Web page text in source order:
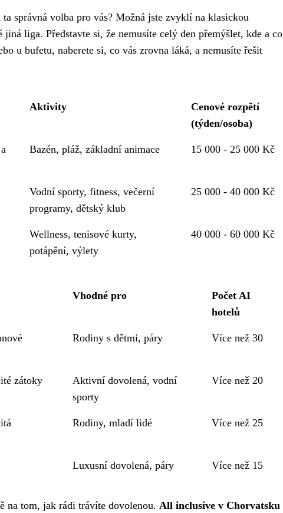
správná volba pro vás? Možná jste zvyklí na klasickou
liga. Představte si, že nemusíte celý den přemýšlet, kde a co
u bufetu, naberete si, co vás zrovna láká, a nemusíte řešit
Aktivity
Cenové rozpětí
(týden/osoba)
Bazén, pláž, základní animace 15 000 - 25 000 Kč
Vodní sporty, fitness, večerní
programy, dětský klub
25 000 - 40 000 Kč
Wellness, tenisové kurty,
potápění, výlety
40 000 - 60 000 Kč
Vhodné pro
Počet AI
hotelů
Rodiny s dětmi, páry Více než 30
zátoky
Aktivní dovolená, vodní
sporty
Více než 20
Rodiny, mladí lidé Více než 25
Luxusní dovolená, páry Více než 15
na tom, jak rádi trávíte dovolenou. All inclusive v Chorvatsku